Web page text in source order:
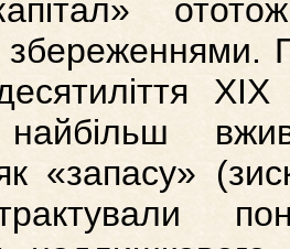
XIX
найбільш
«запасу»